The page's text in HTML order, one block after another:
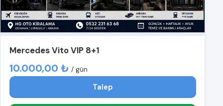
Mercedes Vito VIP 8+1
10.000,00 ₺ / gün
Talep